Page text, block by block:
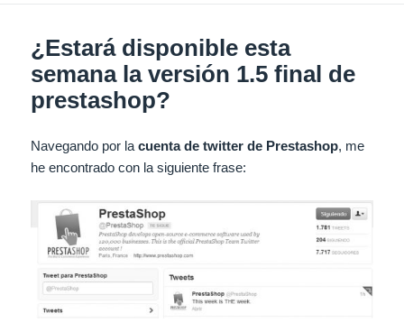
¿Estará disponible esta
semana la versión 1.5 final de
prestashop?
Navegando por lacuenta de twitter de Prestashop, me
he encontrado con la siguiente frase: